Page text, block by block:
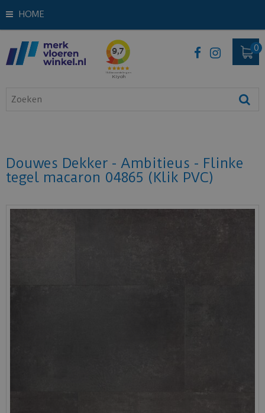
HOME
Douwes Dekker - Ambitieus - Flinke
tegel macaron 04865 (Klik PVC)